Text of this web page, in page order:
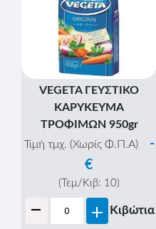
VEGETA ΓΕΥΣΤΙΚΟ
ΚΑΡΥΚΕΥΜΑ
ΤΡΟΦΙΜΩΝ 950gr
Τιμή τμχ. (Χωρίς Φ.Π.Α)
-
€
(Τεμ/Κιβ: 10)
- + Κιβώτια